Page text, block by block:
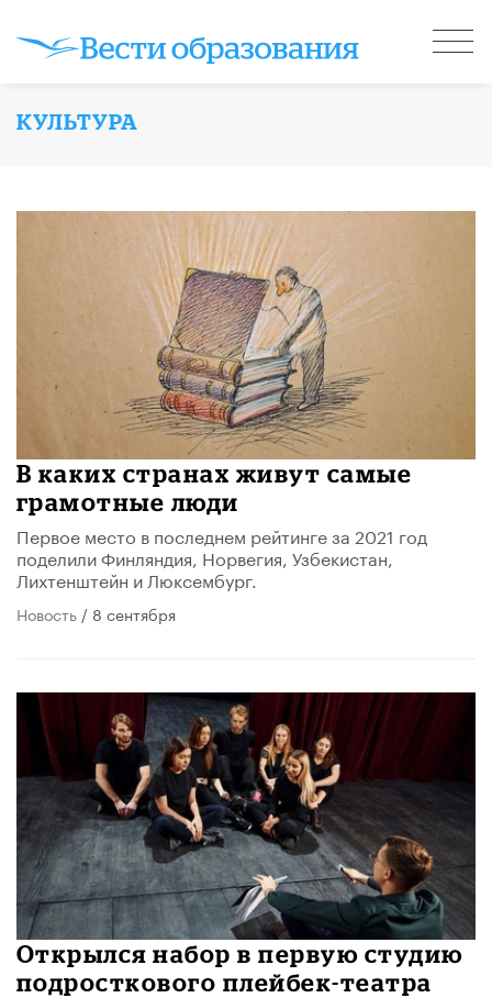
КУЛЬТУРА
В каких странах живут самые
грамотные люди
Первое место в последнем рейтинге за 2021 год
поделили Финляндия, Норвегия, Узбекистан,
Лихтенштейн и Люксембург.
Новость / 8 сентября
Открылся набор в первую студию
подросткового плейбек-театра